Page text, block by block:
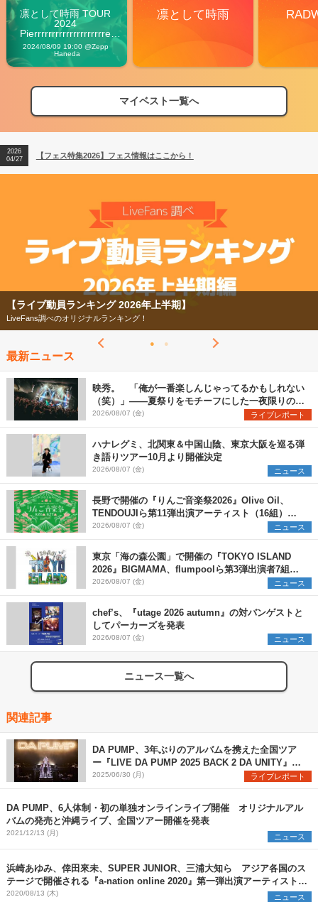
凛として時雨 TOUR
2024
Pierrrrrrrrrrrrrrrrrrrre
Vibes
2024/08/09 19:00 @Zepp
Haneda
凛として時雨
マイベスト一覧へ
【フェス特集2026】フェス情報はここから！
【ライブ動員ランキング】2026年上半期編発表！
2026
04/27
【フェス特集2026】フェス情報はここから！
2026
【フェス特集2026】
今年もフェスの季節がやってきた！
最新ニュース
映秀。 「俺が一番楽しんじゃってるかもしれない
（笑）」――夏祭りをモチーフにした一夜限りのス
ペシャルライブ『色祭』レポート
2026/08/07 (金) ライブレポート
ハナレグミ、北関東＆中国山陰、東京大阪を巡る弾
き語りツアー10月より開催決定
2026/08/07 (金) ニュース
長野で開催の『りんご音楽祭2026』Olive Oil、
TENDOUJIら第11弾出演アーティスト（16組）を
発表
2026/08/07 (金) ニュース
東京「海の森公園」で開催の『TOKYO ISLAND
2026』BIGMAMA、flumpoolら第3弾出演者7組を
発表 ワークショップ・アート出展者を募集
2026/08/07 (金) ニュース
chef’s、『utage 2026 autumn』の対バンゲストと
してパーカーズを発表
2026/08/07 (金) ニュース
ニュース一覧へ
関連記事
DA PUMP、3年ぶりのアルバムを携えた全国ツア
ー『LIVE DA PUMP 2025 BACK 2 DA UNITY』が
開幕
2025/06/30 (月) ライブレポート
DA PUMP、6人体制・初の単独オンラインライブ開催 オリジナルアル
バムの発売と沖縄ライブ、全国ツアー開催を発表
2021/12/13 (月) ニュース
浜崎あゆみ、倖田來未、SUPER JUNIOR、三浦大知ら アジア各国のス
テージで開催される『a-nation online 2020』第一弾出演アーティストを
発表
2020/08/13 (木) ニュース